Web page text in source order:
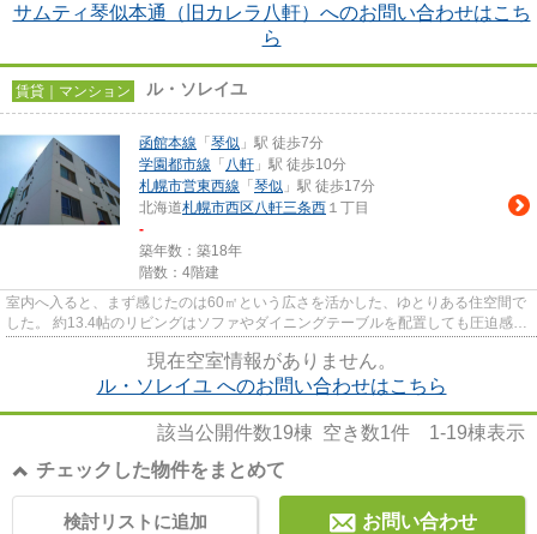
サムティ琴似本通（旧カレラ八軒）へのお問い合わせはこち
ら
賃貸｜マンション ル・ソレイユ
函館本線 「 琴似 」駅 徒歩7分
学園都市線 「 八軒 」駅 徒歩10分
札幌市営東西線 「 琴似 」駅 徒歩17分
北海道札幌市西区八軒三条西 １丁目
-
築年数：築18年
階数：4階建
室内へ入ると、まず感じたのは60㎡という広さを活かした、ゆとりある住空間で
した。 約13.4帖のリビングはソファやダイニングテーブルを配置しても圧迫感を
現在空室情報がありません。
ル・ソレイユ へのお問い合わせはこちら
該当公開件数19棟 空き数1件 1-19棟表示
チェックした物件をまとめて
お問い合わせ
検討リストに追加